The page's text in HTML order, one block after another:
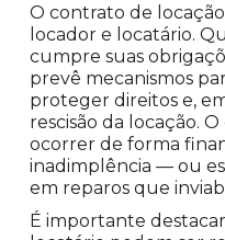
O contrato de
locador e locatário.
cumpre suas
prevê mecanismos
proteger direitos e,
rescisão da locação.
ocorrer de forma
inadimplência — ou
em reparos que
É importante